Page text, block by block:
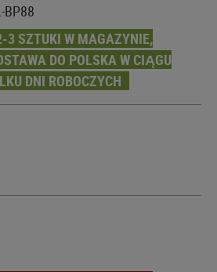
BP88
3 SZTUKI W MAGAZYNIE,
DO POLSKA W CIĄGU
DNI ROBOCZYCH